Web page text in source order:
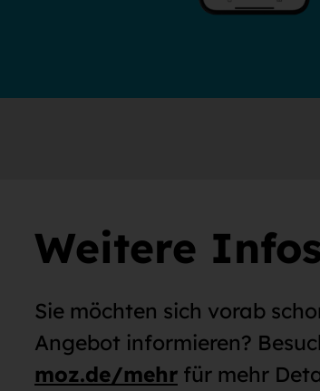
Weitere
Sie möchten sich vorab
Angebot informieren?
moz.de/mehr für mehr